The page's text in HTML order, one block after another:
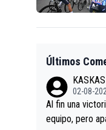
Últimos
KASKAS
02-08-
Al fin una
equipo, pero